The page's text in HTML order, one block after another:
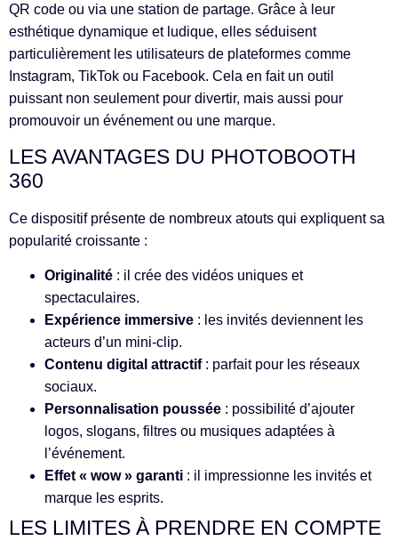
QR code ou via une station de partage. Grâce à leur
esthétique dynamique et ludique, elles séduisent
particulièrement les utilisateurs de plateformes comme
Instagram, TikTok ou Facebook. Cela en fait un outil
puissant non seulement pour divertir, mais aussi pour
promouvoir un événement ou une marque.
LES AVANTAGES DU PHOTOBOOTH
360
Ce dispositif présente de nombreux atouts qui expliquent sa
popularité croissante :
Originalité : il crée des vidéos uniques et
spectaculaires.
Expérience immersive : les invités deviennent les
acteurs d’un mini-clip.
Contenu digital attractif: parfait pour les réseaux
sociaux.
Personnalisation poussée : possibilité d’ajouter
logos, slogans, filtres ou musiques adaptées à
l’événement.
Effet « wow » garanti : il impressionne les invités et
marque les esprits.
LES LIMITES À PRENDRE EN COMPTE